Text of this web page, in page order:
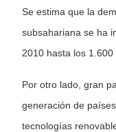
Se estima que la
subsahariana se ha
2010 hasta los 1.600
Por otro lado, gran
generación de
tecnologías